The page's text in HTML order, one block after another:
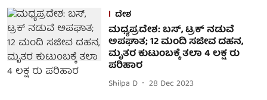
ದೇಶ
ಮಧ್ಯಪ್ರದೇಶ: ಬಸ್‌, ಟ್ರಕ್‌ ನಡುವೆ
ಅಪಘಾತ; 12 ಮಂದಿ ಸಜೀವ ದಹನ,
ಮೃತರ ಕುಟುಂಬಕ್ಕೆ ತಲಾ 4 ಲಕ್ಷ ರು
ಪರಿಹಾರ
Shilpa D
28 Dec 2023